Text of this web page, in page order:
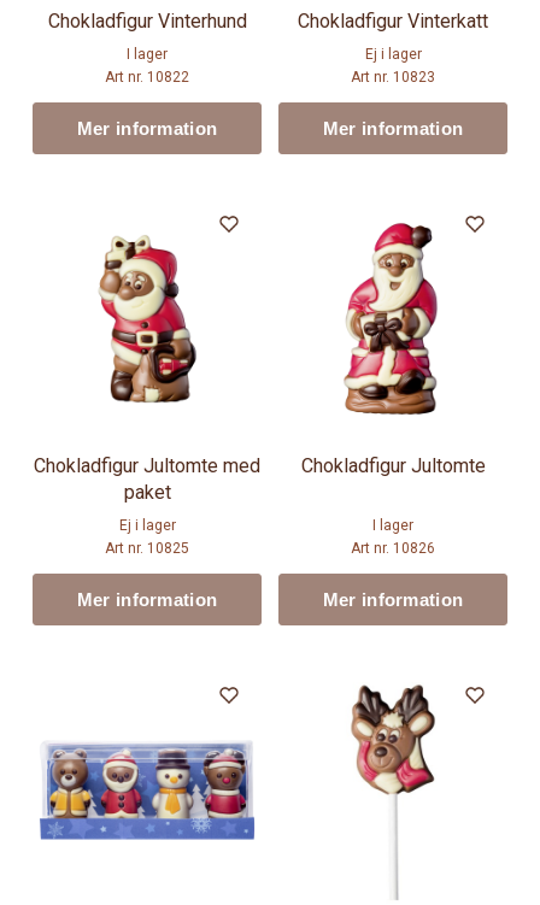
Chokladfigur Vinterhund
I lager
Art nr. 10822
Mer information
Chokladfigur Vinterkatt
Ej i lager
Art nr. 10823
Mer information
Chokladfigur Jultomte med
paket
Ej i lager
Art nr. 10825
Mer information
Chokladfigur Jultomte
I lager
Art nr. 10826
Mer information